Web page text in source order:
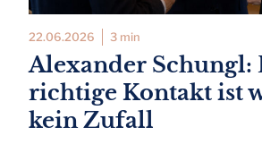
22.06.2026 3 min
Alexander Schungl:
richtige Kontakt ist
kein Zufall